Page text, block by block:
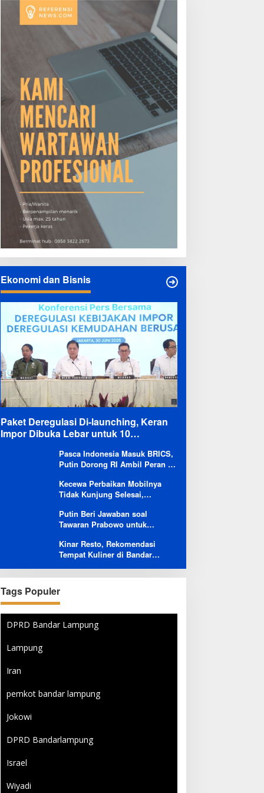
Ekonomi dan Bisnis
Paket Deregulasi Di-launching, Keran
Impor Dibuka Lebar untuk 10
Pasca Indonesia Masuk BRICS,
Putin Dorong RI Ambil Peran di
Kecewa Perbaikan Mobilnya
Tidak Kunjung Selesai,
Hyundai: Gencar Promosi tapi
Buruk Layanan After-Sales
Putin Beri Jawaban soal
Tawaran Prabowo untuk
Penerbangan Langsung Rusia-
Indonesia
Kinar Resto, Rekomendasi
Tempat Kuliner di Bandar
dan Orang Tersayang
Tags Populer
DPRD Bandar Lampung
Lampung
Iran
pemkot bandar lampung
Jokowi
DPRD Bandarlampung
Israel
Wiyadi